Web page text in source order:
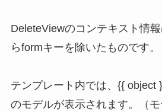
DeleteViewのコンテキスト情
らformキーを除いたものです。
テンプレート内では、{{ object
のモデルが表示されます。（